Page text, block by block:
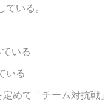
いる。
いる
いる
めて「チーム対抗戦」